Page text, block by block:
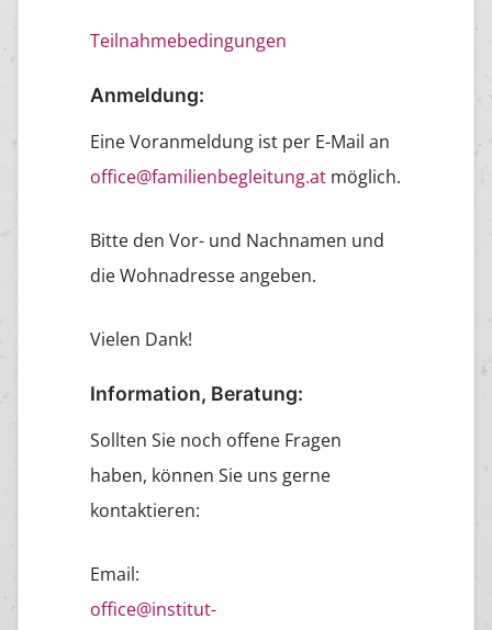
Teilnahmebedingungen
Anmeldung:
Eine Voranmeldung ist per E-Mail an
office@familienbegleitung.at möglich.
Bitte den Vor- und Nachnamen und
die Wohnadresse angeben.
Vielen Dank!
Information, Beratung:
Sollten Sie noch offene Fragen
haben, können Sie uns gerne
kontaktieren:
Email:
office@institut-